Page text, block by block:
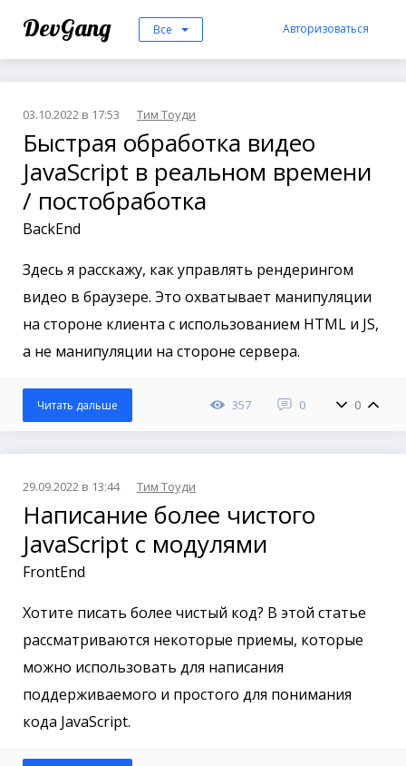
DevGang Все Авторизоваться
03.10.2022 в 17:53 Тим Тоуди
Быстрая обработка видео
JavaScript в реальном времени
/ постобработка
BackEnd
Здесь я расскажу, как управлять рендерингом
видео в браузере. Это охватывает манипуляции
на стороне клиента с использованием HTML и JS,
а не манипуляции на стороне сервера.
357 0 0
Читать дальше
29.09.2022 в 13:44 Тим Тоуди
Написание более чистого
JavaScript с модулями
FrontEnd
Хотите писать более чистый код? В этой статье
рассматриваются некоторые приемы, которые
можно использовать для написания
поддерживаемого и простого для понимания
кода JavaScript.